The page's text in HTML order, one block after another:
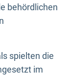
behördlichen
spielten die
im